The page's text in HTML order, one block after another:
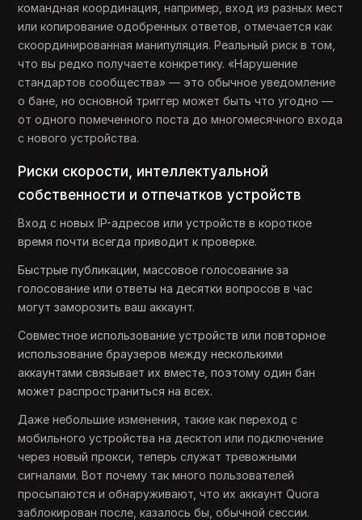
командная координация, например, вход из разных мест
или копирование одобренных ответов, отмечается как
скоординированная манипуляция. Реальный риск в том,
что вы редко получаете конкретику. «Нарушение
стандартов сообщества» — это обычное уведомление
о бане, но основной триггер может быть что угодно —
от одного помеченного поста до многомесячного входа
с нового устройства.
Риски скорости, интеллектуальной
собственности и отпечатков устройств
Вход с новых IP-адресов или устройств в короткое
время почти всегда приводит к проверке.
Быстрые публикации, массовое голосование за
голосование или ответы на десятки вопросов в час
могут заморозить ваш аккаунт.
Совместное использование устройств или повторное
использование браузеров между несколькими
аккаунтами связывает их вместе, поэтому один бан
может распространиться на всех.
Даже небольшие изменения, такие как переход с
мобильного устройства на десктоп или подключение
через новый прокси, теперь служат тревожными
сигналами. Вот почему так много пользователей
просыпаются и обнаруживают, что их аккаунт Quora
заблокирован после, казалось бы, обычной сессии.